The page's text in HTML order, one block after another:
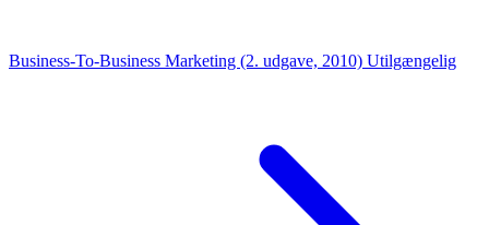
Business-To-Business Marketing (2. udgave, 2010) Utilgængelig